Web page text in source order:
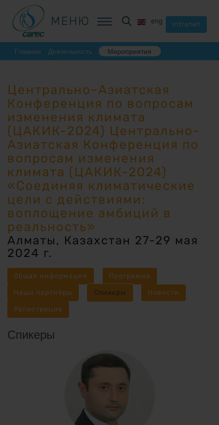
МЕНЮ eng intranet
МЕНЮ eng intranet
Главная Деятельность Мероприятия
Центрально-Азиатская
Конференция по вопросам
изменения климата
(ЦАКИК-2024) Центрально-
Азиатская Конференция по
вопросам изменения
климата (ЦАКИК-2024)
«Соединяя климатические
цели с действиями:
воплощение амбиций в
реальность»
Алматы, Казахстан 27-29 мая
2024 г.
Общая информация
Программа
Наши партнёры
Спикеры
Новости
Регистрация
Спикеры